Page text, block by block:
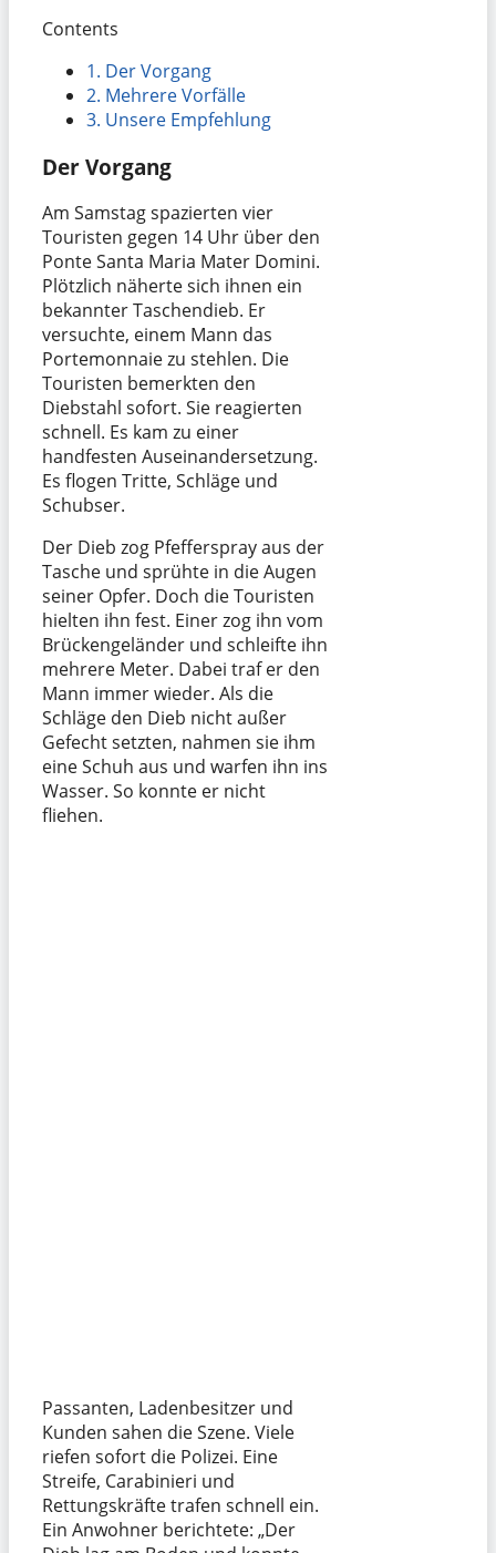
Contents
1. Der Vorgang
2. Mehrere Vorfälle
3. Unsere Empfehlung
Der Vorgang
Am Samstag spazierten vier
Touristen gegen 14 Uhr über den
Ponte Santa Maria Mater Domini.
Plötzlich näherte sich ihnen ein
bekannter Taschendieb. Er
versuchte, einem Mann das
Portemonnaie zu stehlen. Die
Touristen bemerkten den
Diebstahl sofort. Sie reagierten
schnell. Es kam zu einer
handfesten Auseinandersetzung.
Es flogen Tritte, Schläge und
Schubser.
Der Dieb zog Pfefferspray aus der
Tasche und sprühte in die Augen
seiner Opfer. Doch die Touristen
hielten ihn fest. Einer zog ihn vom
Brückengeländer und schleifte ihn
mehrere Meter. Dabei traf er den
Mann immer wieder. Als die
Schläge den Dieb nicht außer
Gefecht setzten, nahmen sie ihm
eine Schuh aus und warfen ihn ins
Wasser. So konnte er nicht
fliehen.
Passanten, Ladenbesitzer und
Kunden sahen die Szene. Viele
riefen sofort die Polizei. Eine
Streife, Carabinieri und
Rettungskräfte trafen schnell ein.
Ein Anwohner berichtete: „Der